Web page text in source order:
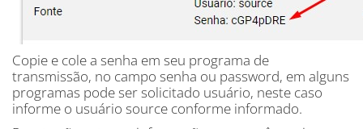
Copie e cole a senha em seu programa de
transmissão, no campo senha ou password, em alguns
programas pode ser solicitado usuário, neste caso
informe o usuário source conforme informado.